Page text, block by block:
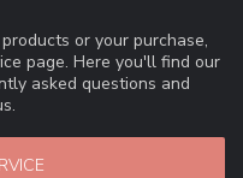
or your purchase,
page. Here you'll find our
asked questions and